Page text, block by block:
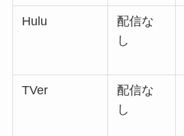
Hulu
配信な
し
TVer
配信な
し